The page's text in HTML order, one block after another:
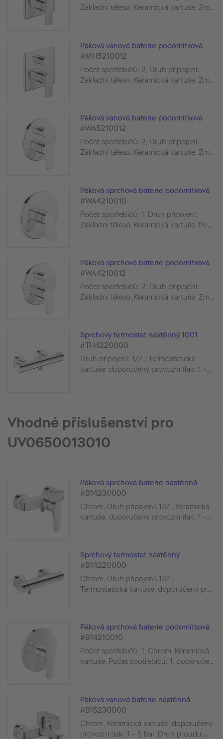
Základní těleso, Keramická kartuše, Zm...
Páková vanová baterie podomítková
#MH5210012
Počet spotřebičů: 2, Druh připojení:
Základní těleso, Keramická kartuše, Zm...
Páková vanová baterie podomítková
#WA5210012
Počet spotřebičů: 2, Druh připojení:
Základní těleso, Keramická kartuše, Zm...
Páková sprchová baterie podomítková
#WA4210010
Počet spotřebičů: 1, Druh připojení:
Základní těleso, Keramická kartuše, Po...
Páková sprchová baterie podomítková
#WA4210012
Počet spotřebičů: 2, Druh připojení:
Základní těleso, Keramická kartuše, Zm...
Sprchový termostat nástěnný 1001
#TH4220000
Druh připojení: 1/2", Termostatická
kartuše, doporučený provozní tlak: 1 -...
Vhodné příslušenství pro
UV0650013010
Páková sprchová baterie nástěnná
#B14230000
Chrom, Druh připojení: 1/2", Keramická
kartuše, doporučený provozní tlak: 1 -...
Sprchový termostat nástěnný
#B14220000
Chrom, Druh připojení: 1/2",
Termostatická kartuše, doporučený pr...
Páková sprchová baterie podomítková
#B14210010
Počet spotřebičů: 1, Chrom, Keramická
kartuše, Počet spotřebičů: 1, doporuče...
Páková vanová baterie nástěnná
#B15230000
Chrom, Keramická kartuše, doporučený
provozní tlak: 1 - 5 bar, Druh proudu:...